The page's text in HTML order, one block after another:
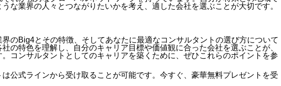
な業界の人々とつながりたいかを考え、適した会社を選ぶことが大切です。
のBig4とその特徴、そしてあなたに最適なコンサルタントの選び方について
の特色を理解し、自分のキャリア目標や価値観に合った会社を選ぶことが、
。コンサルタントとしてのキャリアを築くために、ぜひこれらのポイントを参
は公式ラインから受け取ることが可能です。今すぐ、豪華無料プレゼントを受